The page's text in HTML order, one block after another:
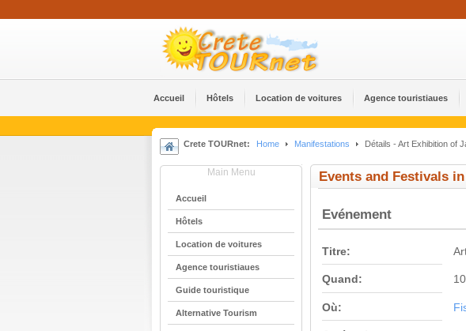
Accueil Hôtels Location de voitures Agence touristiaues
Crete TOURnet: Home Manifestations Détails - Art Exhibition of
Main Menu
Accueil
Hôtels
Location de voitures
Agence touristiaues
Guide touristique
Alternative Tourism
Events and Festivals
Evénement
Titre:
Quand:
Où: